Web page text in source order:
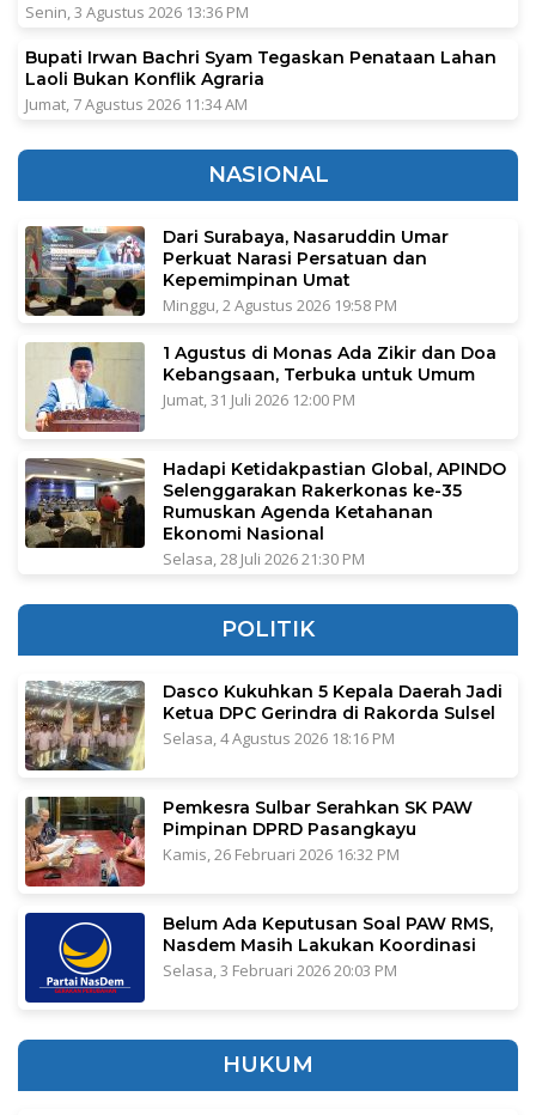
Senin, 3 Agustus 2026 13:36 PM
Bupati Irwan Bachri Syam Tegaskan Penataan Lahan
Laoli Bukan Konflik Agraria
Jumat, 7 Agustus 2026 11:34 AM
NASIONAL
Dari Surabaya, Nasaruddin Umar
Perkuat Narasi Persatuan dan
Kepemimpinan Umat
Minggu, 2 Agustus 2026 19:58 PM
1 Agustus di Monas Ada Zikir dan Doa
Kebangsaan, Terbuka untuk Umum
Jumat, 31 Juli 2026 12:00 PM
Hadapi Ketidakpastian Global, APINDO
Selenggarakan Rakerkonas ke-35
Rumuskan Agenda Ketahanan
Ekonomi Nasional
Selasa, 28 Juli 2026 21:30 PM
POLITIK
Dasco Kukuhkan 5 Kepala Daerah Jadi
Ketua DPC Gerindra di Rakorda Sulsel
Selasa, 4 Agustus 2026 18:16 PM
Pemkesra Sulbar Serahkan SK PAW
Pimpinan DPRD Pasangkayu
Kamis, 26 Februari 2026 16:32 PM
Belum Ada Keputusan Soal PAW RMS,
Nasdem Masih Lakukan Koordinasi
Selasa, 3 Februari 2026 20:03 PM
HUKUM